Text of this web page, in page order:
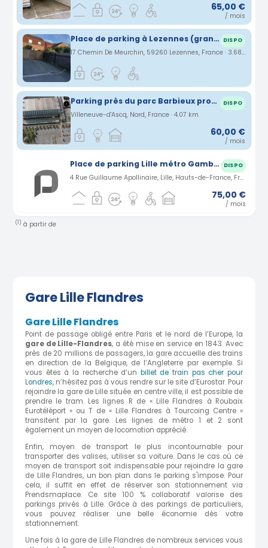
65,00 €
/ mois
Place de parking à Lezennes (grand stade) DISPO
17 Chemin De Meurchin, 59260 Lezennes, France · 3.68 km
Parking près du parc Barbieux proche Croix centre métro DISPO
Villeneuve-d'Ascq, Nord, France · 4.07 km
60,00 €
/ mois
Place de parking Lille métro Gambetta DISPO
4 Rue Guillaume Apollinaire, Lille, Hauts-de-France, France · 2.21 km
75,00 €
/ mois
(1) à partir de
Gare Lille Flandres
Gare Lille Flandres
Point de passage obligé entre Paris et le nord de l’Europe, la
gare de Lille-Flandres, a été mise en service en 1843. Avec
près de 20 millions de passagers, la gare accueille des trains
en direction de la Belgique, de l’Angleterre par exemple. Si
vous êtes à la recherche d’un billet de train pas cher pour
Londres, n’hésitez pas à vous rendre sur le site d’Eurostar. Pour
rejoindre la gare de Lille située en centre ville, il est possible de
prendre le tram. Les lignes R de « Lille Flandres à Roubaix
Eurotéléport » ou T de « Lille Flandres à Tourcoing Centre »
transitent par la gare. Les lignes de métro 1 et 2 sont
également un moyen de locomotion apprécié.
Enfin, moyen de transport le plus incontournable pour
transporter des valises, utiliser sa voiture. Dans le cas où ce
moyen de transport soit indispensable pour rejoindre la gare
de Lille Flandres, un bon plan dans le parking s'impose. Pour
cela, il suffit en effet de réserver son stationnement via
Prendsmaplace. Ce site 100 % collaboratif valorise des
parkings privés à Lille. Grâce à des parkings de particuliers,
vous pouvez réaliser une belle économie dès votre
stationnement.
Une fois à la gare de Lille Flandres de nombreux services vous